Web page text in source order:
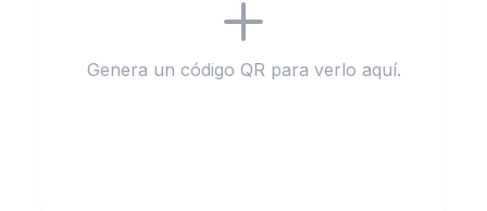
Genera un código QR para verlo aquí.